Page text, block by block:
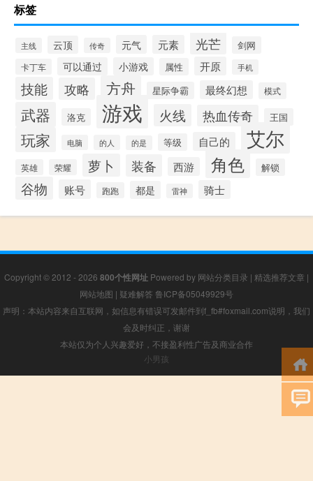
标签
主线 云顶 传奇 元气 元素 光芒 剑网
卡丁车 可以通过 小游戏 属性 开原 手机
技能 攻略 方舟 星际争霸 最终幻想 模式
武器 洛克 游戏 火线 热血传奇 王国
玩家 电脑 的人 的是 等级 自己的 艾尔
英雄 荣耀 萝卜 装备 西游 角色 解锁
谷物 账号 跑跑 都是 雷神 骑士
Copyright © 2012 - 2026 800个性网址 Powered by 网站分类目录 | 精选推荐文章 |
网站地图 | 疑难解答 鲁ICP备05049929号
声明：本站内容来自互联网，如信息有错误可发邮件到f_fb#foxmail.com说明，我们
会及时纠正，谢谢
本站仅为个人兴趣爱好，不接盈利性广告及商业合作
小男孩